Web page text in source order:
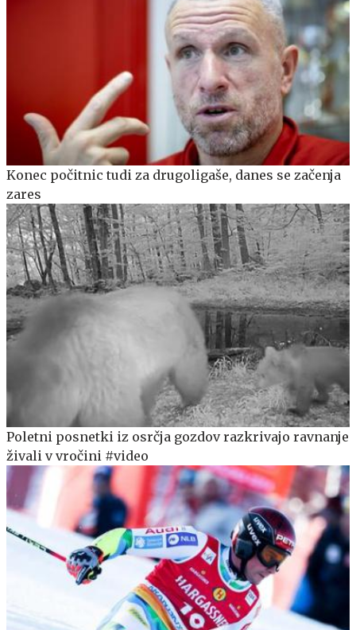
Konec počitnic tudi za drugoligaše, danes se začenja
zares
Poletni posnetki iz osrčja gozdov razkrivajo ravnanje
živali v vročini #video